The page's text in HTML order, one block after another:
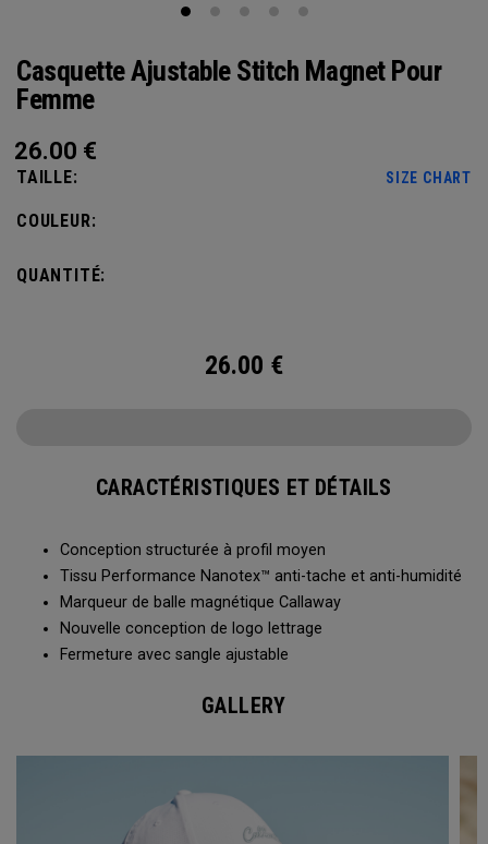
Casquette Ajustable Stitch Magnet Pour
Femme
26.00 €
TAILLE: SIZE CHART
COULEUR:
QUANTITÉ:
26.00 €
CARACTÉRISTIQUES ET DÉTAILS
Conception structurée à profil moyen
Tissu Performance Nanotex™ anti-tache et anti-humidité
Marqueur de balle magnétique Callaway
Nouvelle conception de logo lettrage
Fermeture avec sangle ajustable
GALLERY